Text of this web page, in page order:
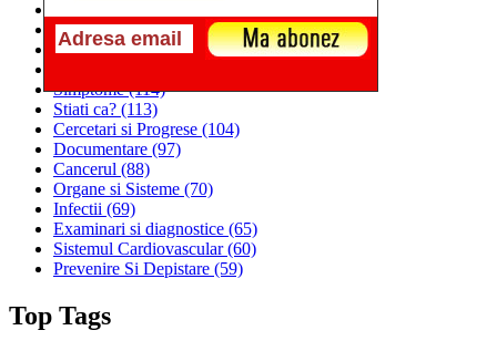
Sanatatea si Preventia(170)
Interventii si Tratamente(167)
Simptome(114)
Stiati ca? (113)
Cercetari si Progrese (104)
Documentare (97)
Cancerul (88)
Organe si Sisteme (70)
Infectii (69)
Examinari si diagnostice (65)
Sistemul Cardiovascular(60)
Prevenire Si Depistare (59)
Top Tags